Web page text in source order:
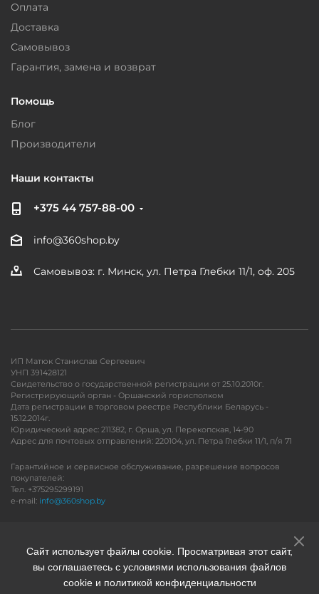
Оплата
Доставка
Самовывоз
Гарантия, замена и возврат
Помощь
Блог
Производители
Наши контакты
+375 44 757-88-00
info@360shop.by
Самовывоз: г. Минск, ул. Петра Глебки 11/1, оф. 205
ИП Матюк Станислав Сергеевич
УНП 391428121
Свидетельство о государственной регистрации от 25.10.2010г.
Регистрирующий орган - Оршанский горисполком
Дата регистрации в торговом реестре Республики Беларусь -
15.12.2014г.
Юридический адрес: 211382, г. Орша, ул. Перекопская, 14-90
Адрес для почтовых отправлений: 220104, ул. Петра Глебки 11/1, п/я 71
Гарантийное и сервисное обслуживание, разрешение вопросов
покупателей:
Тел. +375295299191
e-mail: info@360shop.by
Сайт использует файлы cookie. Просматривая этот сайт,
вы соглашаетесь с условиями использования файлов
cookie и политикой конфиденциальности